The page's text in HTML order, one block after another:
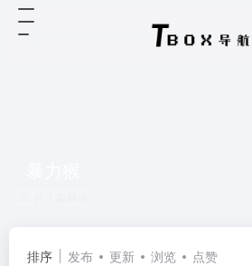
排序 发布 更新 浏览 点赞